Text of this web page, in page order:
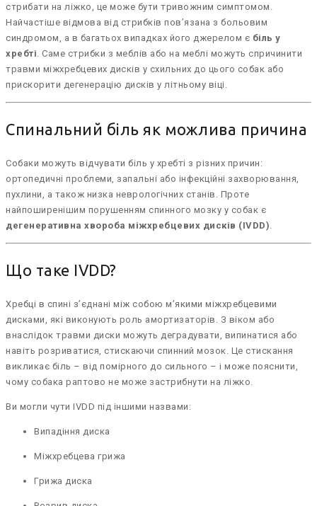
стрибати на ліжко, це може бути тривожним симптомом.
Найчастіше відмова від стрибків пов’язана з больовим
синдромом, а в багатьох випадках його джерелом є біль у
хребті . Саме стрибки з меблів або на меблі можуть спричинити
травми міжхребцевих дисків у схильних до цього собак або
прискорити дегенерацію дисків у літньому віці.
Спинальний біль як можлива причина
Собаки можуть відчувати біль у хребті з різних причин:
ортопедичні проблеми, запальні або інфекційні захворювання,
пухлини, а також низка неврологічних станів. Проте
найпоширенішим порушенням спинного мозку у собак є
дегенеративна хвороба міжхребцевих дисків (IVDD)
Що таке IVDD?
Хребці в спині з’єднані між собою м’якими міжхребцевими
дисками, які виконують роль амортизаторів. З віком або
внаслідок травми диски можуть деградувати, випинатися або
навіть розриватися, стискаючи спинний мозок. Це стискання
викликає біль – від помірного до сильного – і може пояснити,
чому собака раптово не може застрибнути на ліжко.
Ви могли чути IVDD під іншими назвами:
Випадіння диска
Міжхребцева грижа
Грижа диска